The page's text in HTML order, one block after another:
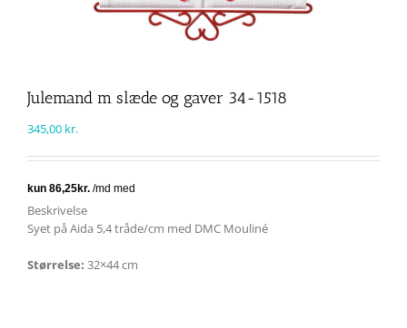
Julemand m slæde og gaver 34-1518
345,00 kr.
Beskrivelse
Syet på Aida 5,4 tråde/cm med DMC Mouliné
Størrelse: 32×44 cm